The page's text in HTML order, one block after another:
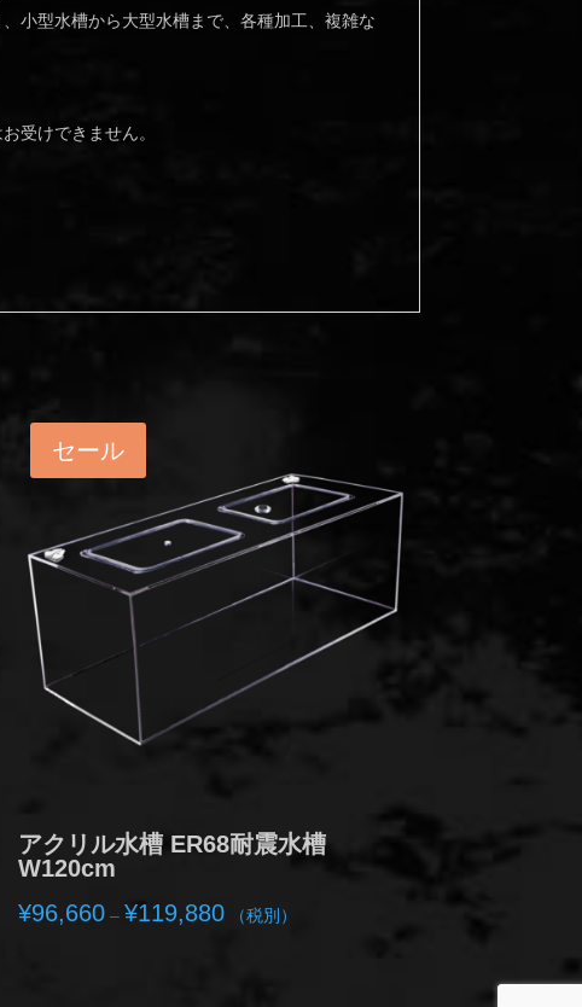
小型水槽から大型水槽まで、各種加工、複雑な
受けできません。
セール
アクリル水槽 ER68耐震水槽
W120cm
¥96,660 – ¥119,880価
（税別）